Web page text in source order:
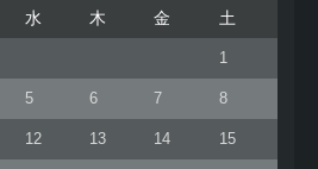
水 木 金 土
1
5 6 7 8
12 13 14 15